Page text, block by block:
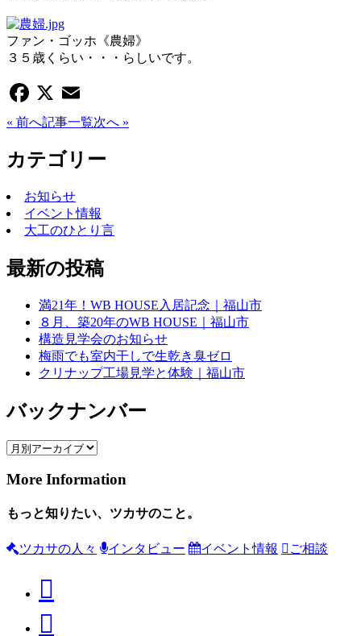
ファン・ゴッホ《農婦》
３５歳くらい・・・らしいです。
Facebook
X Email
« 前へ記事一覧次へ »
カテゴリー
お知らせ
イベント情報
大工のひとり言
最新の投稿
満21年！WB HOUSE入居記念｜福山市
８月、築20年のWB HOUSE｜福山市
構造見学会のお知らせ
梅雨でも室内干しで生乾き臭ゼロ
クリナップ工場見学と体験｜福山市
バックナンバー
More Information
もっと知りたい、ツカサのこと。
ツカサの人々 インタビュー イベント情報 ご相談